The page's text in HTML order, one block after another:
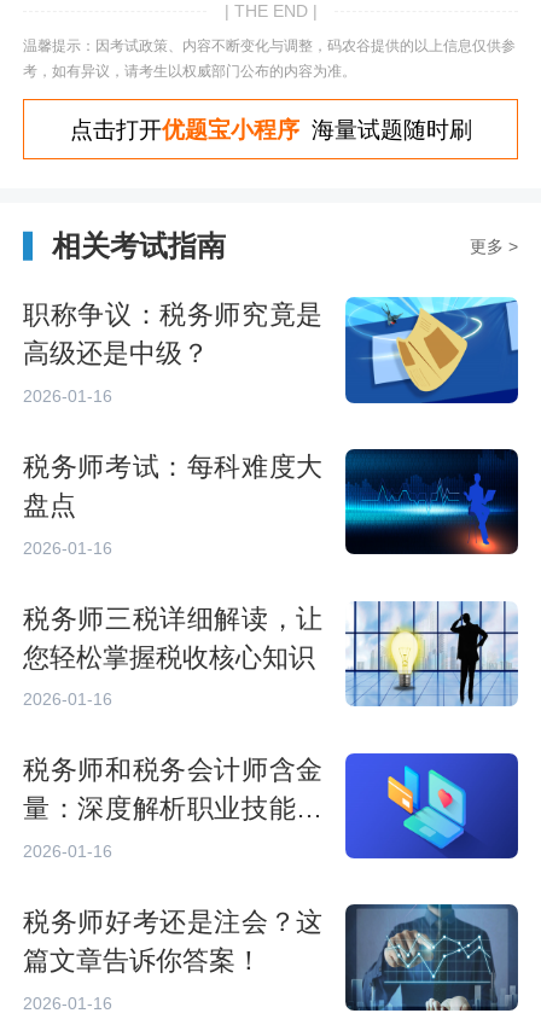
| THE END |
温馨提示：因考试政策、内容不断变化与调整，码农谷提供的以上信息仅供参
考，如有异议，请考生以权威部门公布的内容为准。
点击打开优题宝小程序海量试题随时刷
相关考试指南 更多 >
职称争议：税务师究竟是
高级还是中级？
2026-01-16
税务师考试：每科难度大
盘点
2026-01-16
税务师三税详细解读，让
您轻松掌握税收核心知识
2026-01-16
税务师和税务会计师含金
量：深度解析职业技能要
求
2026-01-16
税务师好考还是注会？这
篇文章告诉你答案！
2026-01-16